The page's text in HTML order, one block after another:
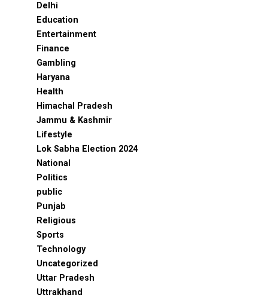
Delhi
Education
Entertainment
Finance
Gambling
Haryana
Health
Himachal Pradesh
Jammu & Kashmir
Lifestyle
Lok Sabha Election 2024
National
Politics
public
Punjab
Religious
Sports
Technology
Uncategorized
Uttar Pradesh
Uttrakhand